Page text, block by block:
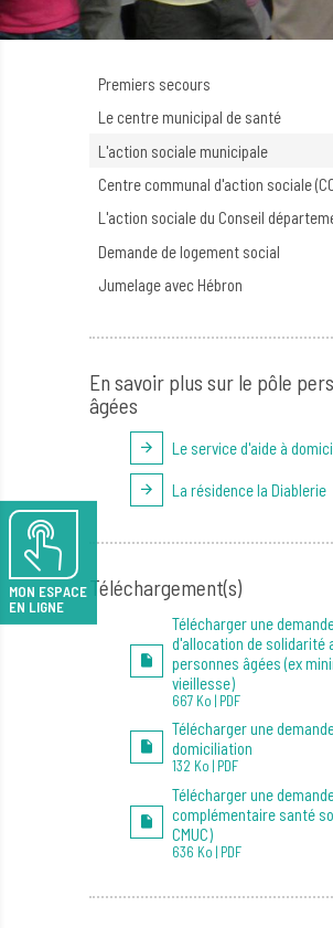
Premiers secours
Le centre municipal de santé
L'action sociale municipale
Centre communal d'action sociale
L'action sociale du Conseil
Demande de logement social
Jumelage avec Hébron
En savoir plus sur le pôle
âgées
Le service d'aide à
La résidence la Diablerie
Téléchargement(s)
Télécharger une
d'allocation de solidarité
personnes âgées (ex
vieillesse)
667 Ko | PDF
Télécharger une
domiciliation
132 Ko | PDF
Télécharger une
complémentaire santé
CMUC)
636 Ko | PDF
MON ESPACE
EN LIGNE